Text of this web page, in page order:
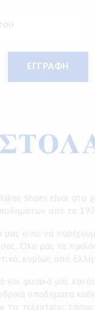
ΕΓΓΡΑΦΗ
Shoes είναι στο
από το
μας είναι να
Όλα μας τα
κυρίως από
και φυσικό μας
υποδήματα
τελευταίες